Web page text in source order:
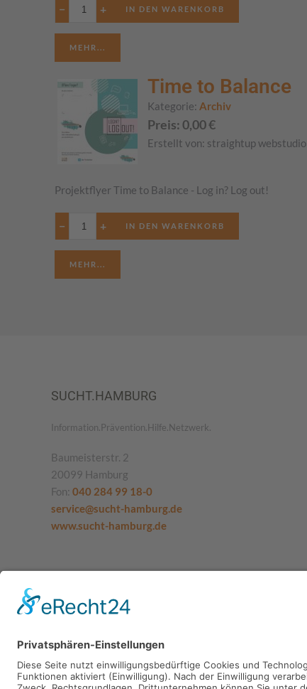
− +
MEHR...
Time to Balance
Kategorie: Archiv
Preis: 0,00€
Erstellt von: straightup webstudio
Projektflyer Time to Balance - Log in? Log out!
− +
MEHR...
SUCHT.HAMBURG
Information.Prävention.Hilfe.Netzwerk.
Baumeisterstr. 2
20099 Hamburg
Fon: 040 284 99 18-0
service@sucht-hamburg.de
www.sucht-hamburg.de